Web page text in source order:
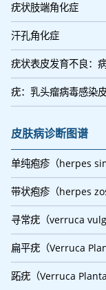
疣状肢端角化症
汗孔角化症
疣状表皮发育不良：
疣：乳头瘤病毒感染
皮肤病诊断图谱
单纯疱疹（herpes
带状疱疹（herpes
寻常疣（verruca
扁平疣（Verruca
跖疣（Verruca